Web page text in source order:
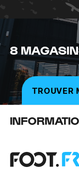
8
TROUVER